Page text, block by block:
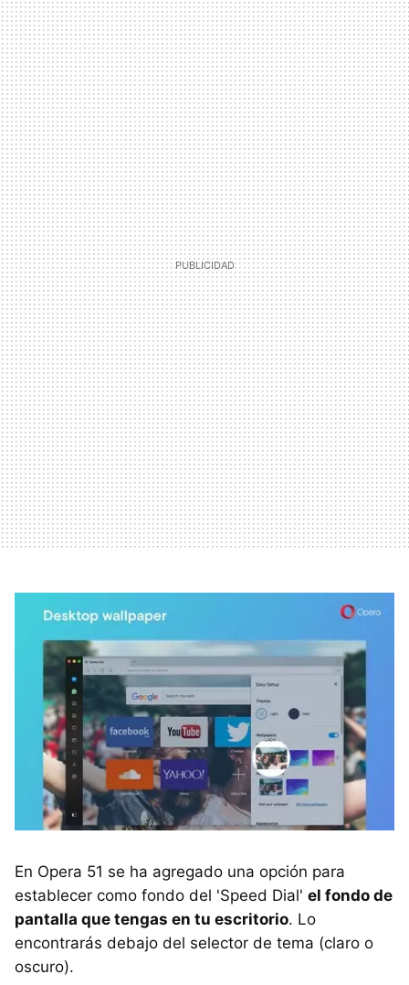
En Opera 51 se ha agregado una opción para
establecer como fondo del 'Speed Dial' el fondo de
pantalla que tengas en tu escritorio. Lo
encontrarás debajo del selector de tema (claro o
oscuro).